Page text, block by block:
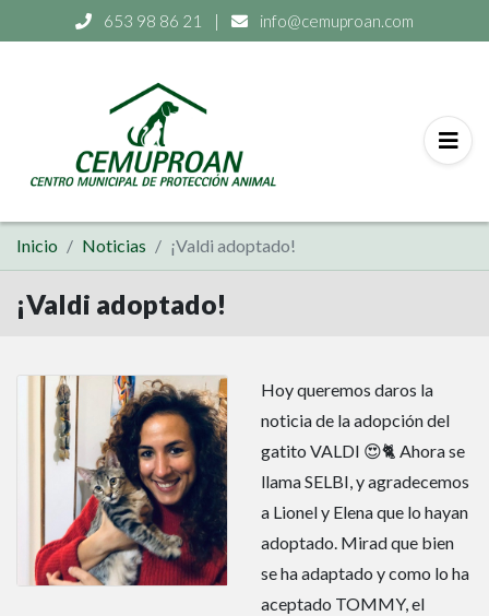
653 98 86 21 | info@cemuproan.com
Inicio Noticias ¡Valdi adoptado!
¡Valdi adoptado!
Hoy queremos daros la
noticia de la adopción del
gatito VALDI 😍🐈 Ahora se
llama SELBI, y agradecemos
a Lionel y Elena que lo hayan
adoptado. Mirad que bien
se ha adaptado y como lo ha
aceptado TOMMY, el